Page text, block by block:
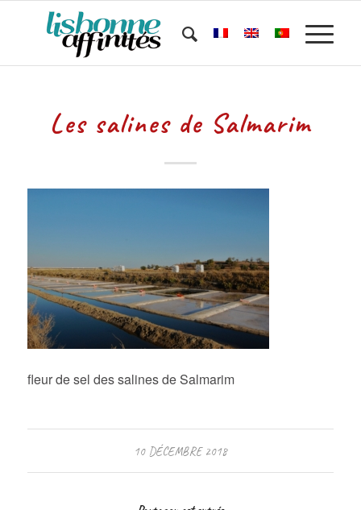
Les salines de Salmarim
fleur de sel des salines de Salmarim
10 DÉCEMBRE 2018